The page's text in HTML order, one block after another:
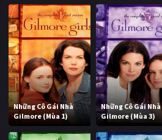
Những Cô Gái Nhà
Gilmore (Mùa 1)
Những Cô Gái Nhà
Gilmore (Mùa 3)